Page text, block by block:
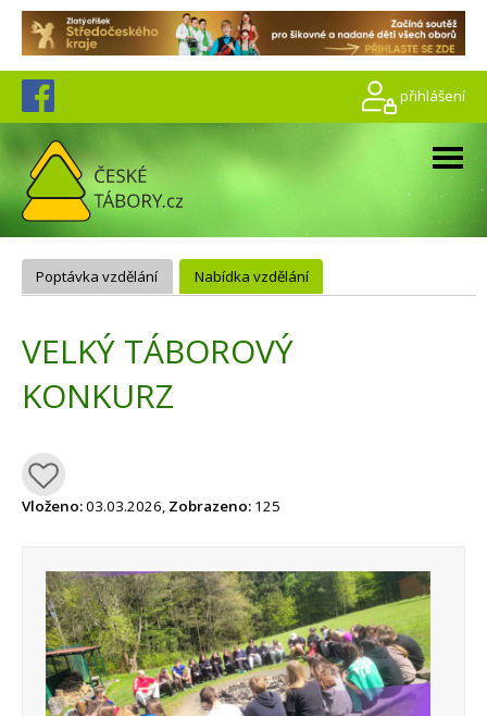
přihlášení
Poptávka vzdělání Nabídka vzdělání
VELKÝ TÁBOROVÝ
KONKURZ
Vloženo:03.03.2026, Zobrazeno: 125